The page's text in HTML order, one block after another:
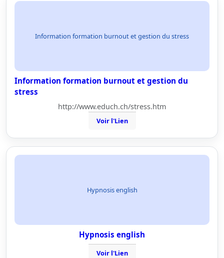
Information formation burnout et gestion du stress
Information formation burnout et gestion du
stress
http://www.educh.ch/stress.htm
Voir l'Lien
Hypnosis english
Hypnosis english
Voir l'Lien